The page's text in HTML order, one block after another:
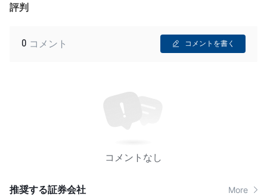
評判
0 コメント コメントを書く
コメントなし
推奨する証券会社 More